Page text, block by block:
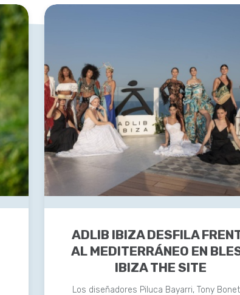
ADLIB IBIZA DESFILA
AL MEDITERRÁNEO EN
IBIZA THE SITE
Los diseñadores Piluca Bayarri, Tony